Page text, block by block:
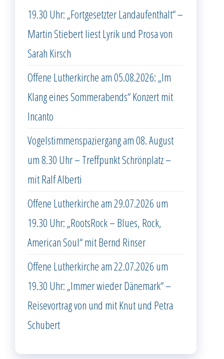
19.30 Uhr: „Fortgesetzter Landaufenthalt“ –
Martin Stiebert liest Lyrik und Prosa von
Sarah Kirsch
Offene Lutherkirche am 05.08.2026: „Im
Klang eines Sommerabends“ Konzert mit
Incanto
Vogelstimmenspaziergang am 08. August
um 8.30 Uhr – Treffpunkt Schrönplatz –
mit Ralf Alberti
Offene Lutherkirche am 29.07.2026 um
19.30 Uhr: „RootsRock – Blues, Rock,
American Soul“ mit Bernd Rinser
Offene Lutherkirche am 22.07.2026 um
19.30 Uhr: „Immer wieder Dänemark“ –
Reisevortrag von und mit Knut und Petra
Schubert